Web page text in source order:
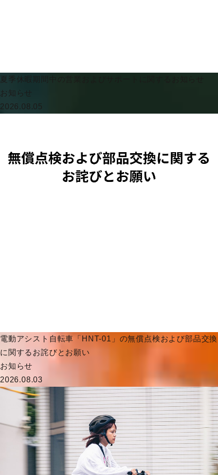
夏季休暇期間中の営業およびサポートに関するお知らせ
お知らせ
2026.08.05
電動アシスト自転車「HNT-01」の無償点検および部品交換
に関するお詫びとお願い
お知らせ
2026.08.03